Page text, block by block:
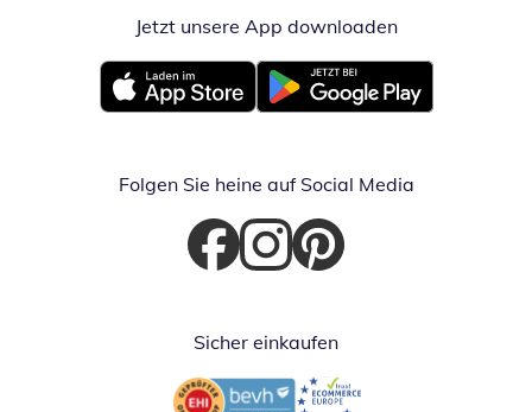
Jetzt unsere App downloadenÖffnet in
Öffnet in neuem FensterÖffnet in neuem Fenster
Folgen Sie heine auf Social Media
Öffnet in neuem Fenster
Öffnet in neuem Fenster
Öffnet in neuem Fenster
Sicher einkaufen